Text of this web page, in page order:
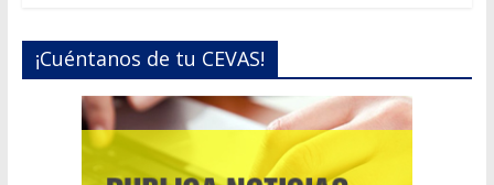
¡Cuéntanos de tu CEVAS!